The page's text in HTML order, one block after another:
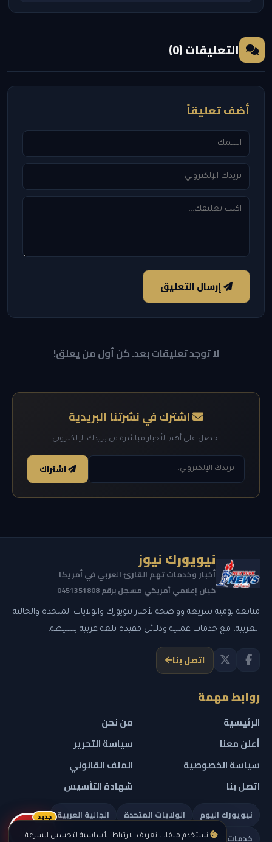
نستخدم ملفات تعريف الارتباط الأساسية لتحسين السرعة
التعليقات (0)
أضف تعليقاً
إرسال التعليق
لا توجد تعليقات بعد. كن أول من يعلق!
اشترك في نشرتنا البريدية
احصل على أهم الأخبار مباشرة في بريدك الإلكتروني
اشتراك
نيويورك نيوز
أخبار وخدمات تهم القارئ العربي في أمريكا
كيان إعلامي أمريكي مسجل برقم 0451351808
متابعة يومية سريعة وواضحة لأخبار نيويورك والولايات المتحدة والجالية
العربية، مع خدمات عملية ودلائل مفيدة بلغة عربية بسيطة.
اتصل بنا
روابط مهمة
الرئيسية
من نحن
أعلن معنا
سياسة التحرير
سياسة الخصوصية
الملف القانوني
اتصل بنا
شهادة التأسيس
نيويورك اليوم الولايات المتحدة
الجالية العربية
خدمات تهمك
ريلز
جديد